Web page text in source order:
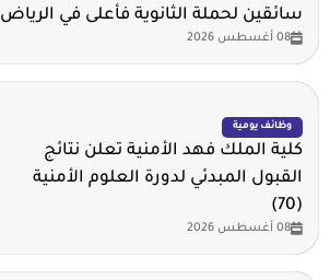
سائقين لحملة الثانوية فأعلى في الرياض
08 أغسطس 2026
وظائف يومية
كلية الملك فهد الأمنية تعلن نتائج
القبول المبدئي لدورة العلوم الأمنية
(70)
08 أغسطس 2026